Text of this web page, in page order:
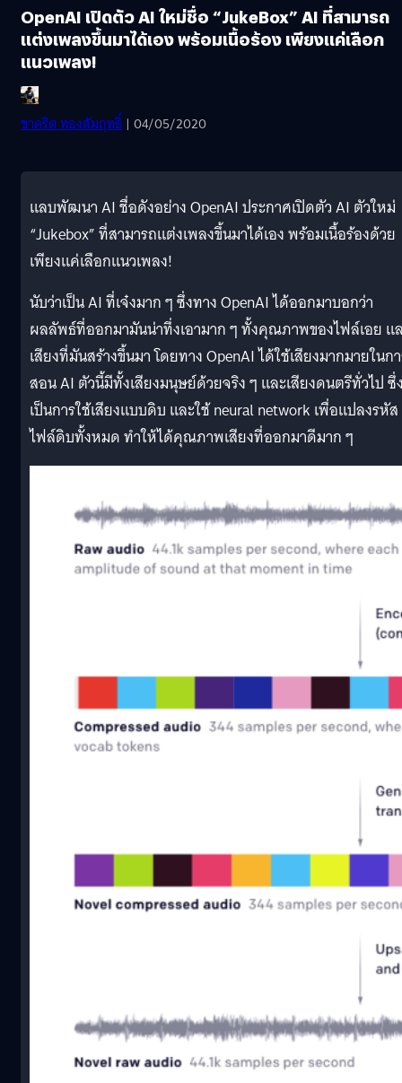
OpenAI เปิดตัว AI ใหม่ชื่อ “JukeBox” AI ที่สามารถ
แต่งเพลงขึ้นมาได้เอง พร้อมเนื้อร้อง เพียงแค่เลือก
แนวเพลง!
ชาคริต ทองสัมฤทธิ์ | 04/05/2020
แลบพัฒนา AI ชื่อดังอย่าง OpenAI ประกาศเปิดตัว AI ตัวใหม่
“Jukebox” ที่สามารถแต่งเพลงขึ้นมาได้เอง พร้อมเนื้อร้องด้วย
เพียงแค่เลือกแนวเพลง!
นับว่าเป็น AI ที่เจ๋งมาก ๆ ซึ่งทาง OpenAI ได้ออกมาบอกว่า
ผลลัพธ์ที่ออกมามันน่าทึ่งเอามาก ๆ ทั้งคุณภาพของไฟล์เอย แ
เสียงที่มันสร้างขึ้นมา โดยทาง OpenAI ได้ใช้เสียงมากมายในก
สอน AI ตัวนี้มีทั้งเสียงมนุษย์ด้วยจริง ๆ และเสียงดนตรีทั่วไป ซึ่
เป็นการใช้เสียงแบบดิบ และใช้ neural network เพื่อแปลงรหัส
ไฟล์ดิบทั้งหมด ทำให้ได้คุณภาพเสียงที่ออกมาดีมาก ๆ